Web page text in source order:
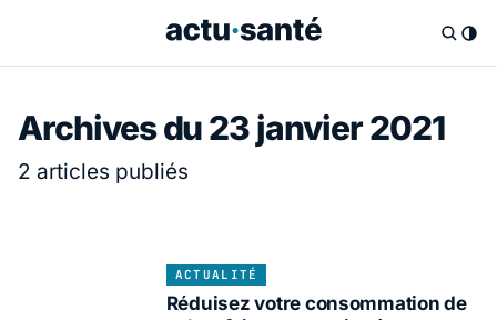
Archives du 23 janvier 2021
2 articles publiés
ACTUALITÉ
Réduisez votre consommation de